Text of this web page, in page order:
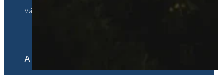
Vårt team kan hjälpa dig med
Arabiska
Användbara länkar